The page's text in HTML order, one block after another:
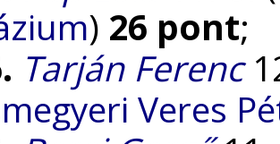
) 26 pont;
Tarján Ferenc
Veres